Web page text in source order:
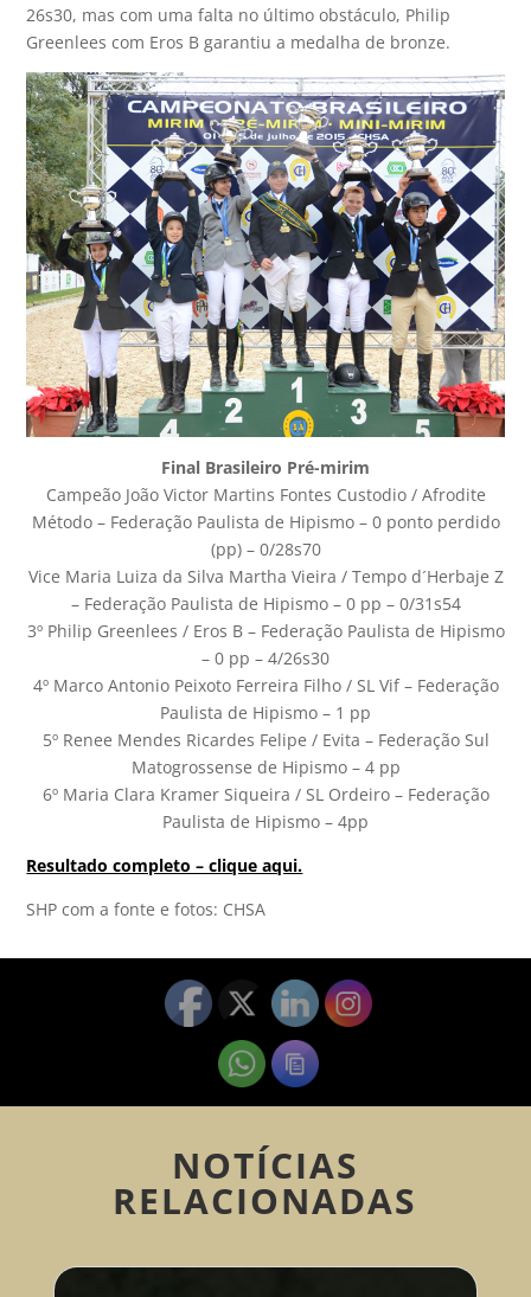
26s30, mas com uma falta no último obstáculo, Philip
Greenlees com Eros B garantiu a medalha de bronze.
Final Brasileiro Pré-mirim
Campeão João Victor Martins Fontes Custodio / Afrodite
Método – Federação Paulista de Hipismo – 0 ponto perdido
(pp) – 0/28s70
Vice Maria Luiza da Silva Martha Vieira / Tempo d´Herbaje Z
– Federação Paulista de Hipismo – 0 pp – 0/31s54
3º Philip Greenlees / Eros B – Federação Paulista de Hipismo
– 0 pp – 4/26s30
4º Marco Antonio Peixoto Ferreira Filho / SL Vif – Federação
Paulista de Hipismo – 1 pp
5º Renee Mendes Ricardes Felipe / Evita – Federação Sul
Matogrossense de Hipismo – 4 pp
6º Maria Clara Kramer Siqueira / SL Ordeiro – Federação
Paulista de Hipismo – 4pp
Resultado completo – clique aqui.
SHP com a fonte e fotos: CHSA
NOTÍCIAS
RELACIONADAS